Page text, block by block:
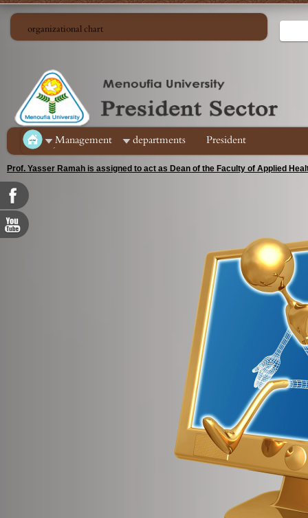
organizational chart
ِManagement departments President
Prof. Yasser Ramah is assigned to act as Dean of the Faculty of Applied